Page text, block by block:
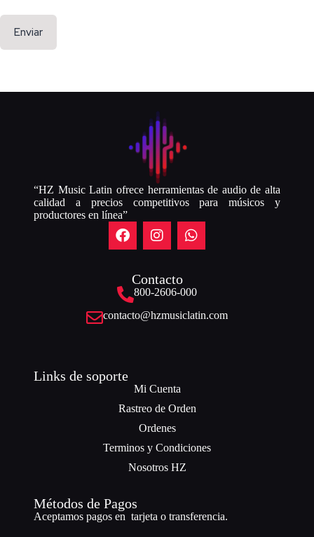
Enviar
“HZ Music Latin ofrece herramientas de audio de alta
calidad a precios competitivos para músicos y
productores en línea”
Contacto
800-2606-000
contacto@hzmusiclatin.com
Links de soporte
Mi Cuenta
Rastreo de Orden
Ordenes
Terminos y Condiciones
Nosotros HZ
Métodos de Pagos
Aceptamos pagos en tarjeta o transferencia.